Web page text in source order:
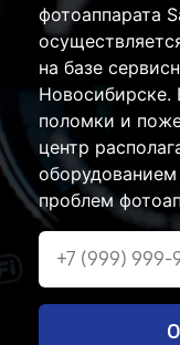
фотоаппарата
на базе
Новосибирске.
поломки и
центр
проблем